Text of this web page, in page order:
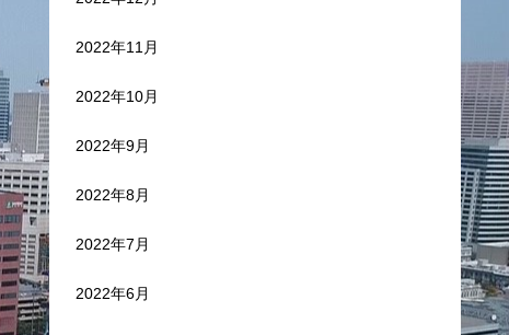
2022年11月
2022年10月
2022年9月
2022年8月
2022年7月
2022年6月